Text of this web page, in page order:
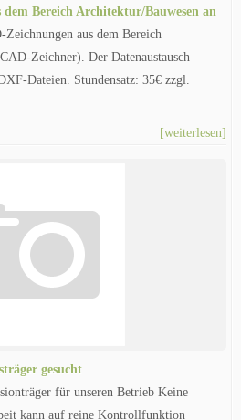
Bereich Architektur/Bauwesen an
aus dem Bereich
Zeichner). Der Datenaustausch
Dateien. Stundensatz: 35€ zzgl.
[weiterlesen]
gesucht
für unseren Betrieb Keine
kann auf reine Kontrollfunktion